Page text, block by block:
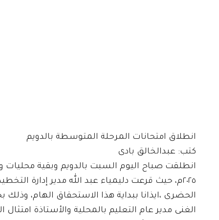
انطلاق امتحانات المرحلة المتوسطة بالدويم
كتب: عبدالخالق بادى
انطلقت صباح اليوم السبت بالدويم وبقية محليات
٢٠٢٥م، حيث قرعت دليمياء عبد الله مدير إدارة
الحضرى ،ايذانا ببداية هذا الاستحقاق الهام،
الغنى مدير عام التعليم بالمحلية والأستاذة